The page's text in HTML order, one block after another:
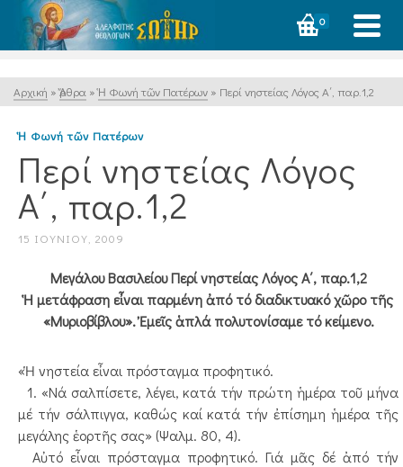
0
Αρχική » Ἄρθρα » Ἡ Φωνή τῶν Πατέρων » Περί νηστείας Λόγος Α΄, παρ.1,2
Ἡ Φωνή τῶν Πατέρων
Περί νηστείας Λόγος
Α΄, παρ.1,2
15 ΙΟΥΝΊΟΥ, 2009
Μεγάλου Βασιλείου Περί νηστείας Λόγος Α΄, παρ.1,2
Ἡ μετάφραση εἶναι παρμένη ἀπό τό διαδικτυακό χῶρο τῆς
«Μυριοβίβλου». Ἐμεῖς ἁπλά πολυτονίσαμε τό κείμενο.
«Ἡ νηστεία εἶναι πρόσταγμα προφητικό.
1. «Νά σαλπίσετε, λέγει, κατά τήν πρώτη ἡμέρα τοῦ μήνα
μέ τήν σάλπιγγα, καθώς καί κατά τήν ἐπίσημη ἡμέρα τῆς
μεγάλης ἑορτῆς σας» (Ψαλμ. 80, 4).
Αὐτό εἶναι πρόσταγμα προφητικό. Γιά μᾶς δέ ἀπό τήν